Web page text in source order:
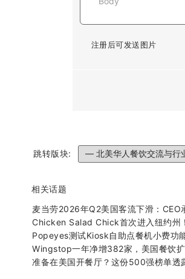
注册后可发送图片
跳转版块:
相关话题
麦当劳2026年Q2美国客流下滑：CEO
Chicken Salad Chick首次进入纽约州
Popeyes测试Kiosk自助点餐机小费功
Wingstop一年净增382家，美国餐饮扩
准备在美国开餐厅？这份500强榜单透